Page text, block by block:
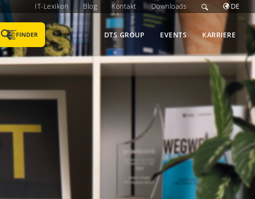
IT-Lexikon Blog Kontakt Downloads DE
DTS GROUP EVENTS KARRIERE